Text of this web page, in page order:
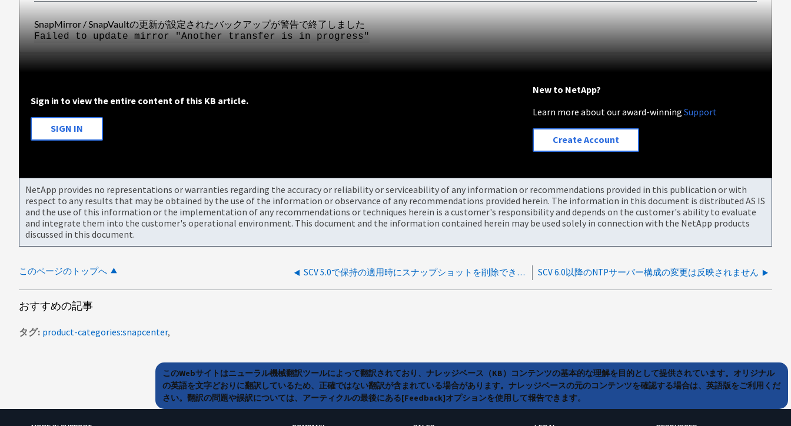
SnapMirror / SnapVaultの更新が設定されたバックアップが警告で終了しました
Failed to update mirror "Another transfer is in progress"
Sign in to view the entire content of this KB article.
SIGN IN
New to NetApp?
Learn more about our award-winningSupport
Create Account
NetApp provides no representations or warranties regarding the accuracy or reliability or serviceability of any information or recommendations provided in this publication or with
respect to any results that may be obtained by the use of the information or observance of any recommendations provided herein. The information in this document is distributed AS IS
and the use of this information or the implementation of any recommendations or techniques herein is a customer's responsibility and depends on the customer's ability to evaluate
and integrate them into the customer's operational environment. This document and the information contained herein may be used solely in connection with the NetApp products
discussed in this document.
このページのトップへ SCV 5.0で保持の適用時にスナップショットを削除できない SCV 6.0以降のNTPサーバー構成の変更は反映されません
おすすめの記事
タグ product-categories:snapcenter
このWebサイトはニューラル機械翻訳ツールによって翻訳されており、ナレッジベース（KB）コンテンツの基本的な理解を目的として提供されています。オリジナル
の英語を文字どおりに翻訳しているため、正確ではない翻訳が含まれている場合があります。ナレッジベースの元のコンテンツを確認する場合は、英語版をご利用くだ
さい。翻訳の問題や誤訳については、アーティクルの最後にある[Feedback]オプションを使用して報告できます。